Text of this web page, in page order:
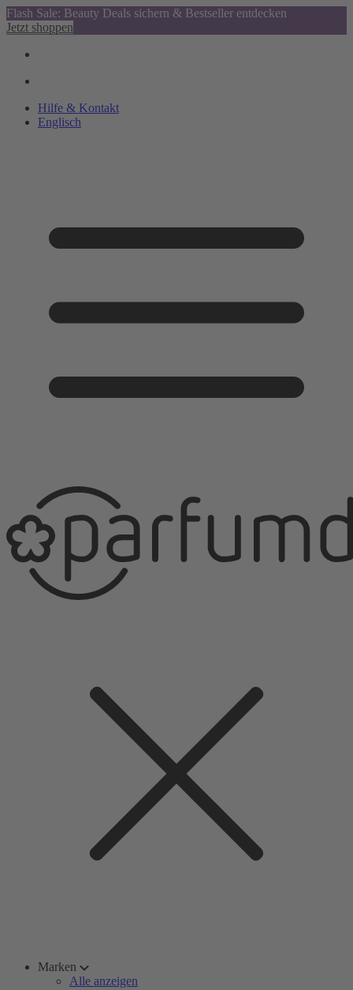
Flash Sale: Beauty Deals sichern & Bestseller entdecken
Jetzt shoppen
Hilfe & Kontakt
Englisch
Marken
Alle anzeigen